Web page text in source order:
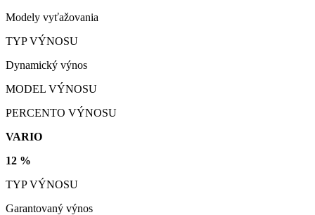
Modely vyťažovania
TYP VÝNOSU
Dynamický výnos
MODEL VÝNOSU
PERCENTO VÝNOSU
VARIO
12 %
TYP VÝNOSU
Garantovaný výnos